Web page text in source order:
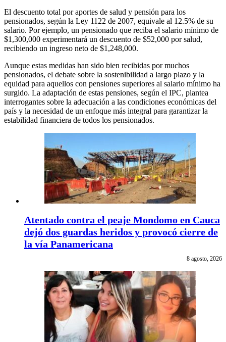
El descuento total por aportes de salud y pensión para los
pensionados, según la Ley 1122 de 2007, equivale al 12.5% de su
salario. Por ejemplo, un pensionado que reciba el salario mínimo de
$1,300,000 experimentará un descuento de $52,000 por salud,
recibiendo un ingreso neto de $1,248,000.
Aunque estas medidas han sido bien recibidas por muchos
pensionados, el debate sobre la sostenibilidad a largo plazo y la
equidad para aquellos con pensiones superiores al salario mínimo ha
surgido. La adaptación de estas pensiones, según el IPC, plantea
interrogantes sobre la adecuación a las condiciones económicas del
país y la necesidad de un enfoque más integral para garantizar la
estabilidad financiera de todos los pensionados.
Atentado contra el peaje Mondomo en Cauca
dejó dos guardas heridos y provocó cierre de
la vía Panamericana
8 agosto, 2026